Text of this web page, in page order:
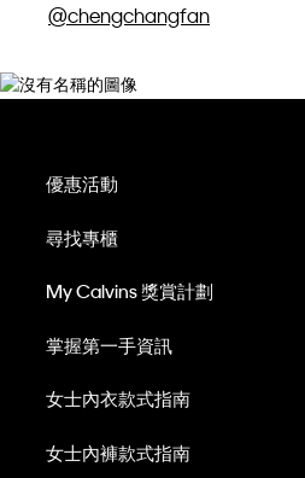
@chengchangfan
優惠活動
尋找專櫃
My Calvins 獎賞計劃
掌握第一手資訊
女士內衣款式指南
女士內褲款式指南